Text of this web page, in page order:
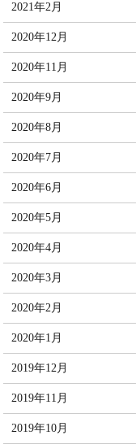
2021年2月
2020年12月
2020年11月
2020年9月
2020年8月
2020年7月
2020年6月
2020年5月
2020年4月
2020年3月
2020年2月
2020年1月
2019年12月
2019年11月
2019年10月